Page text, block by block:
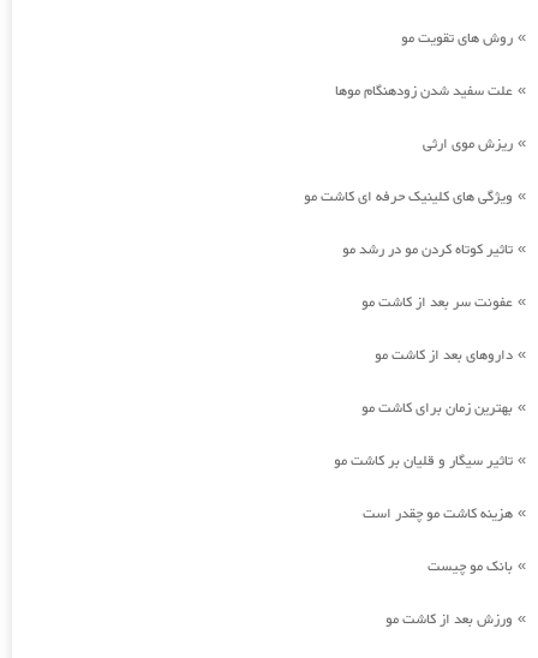
» روش های تقویت مو
» علت سفید شدن زودهنگام موها
» ریزش موی ارثی
» ویژگی های کلینیک حرفه ای کاشت مو
» تاثیر کوتاه کردن مو در رشد مو
» عفونت سر بعد از کاشت مو
» داروهای بعد از کاشت مو
» بهترین زمان برای کاشت مو
» تاثیر سیگار و قلیان بر کاشت مو
» هزینه کاشت مو چقدر است
» بانک مو چیست
» ورزش بعد از کاشت مو